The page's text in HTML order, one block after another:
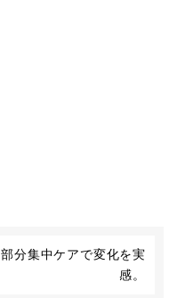
部分集中ケアで変化を実
感。